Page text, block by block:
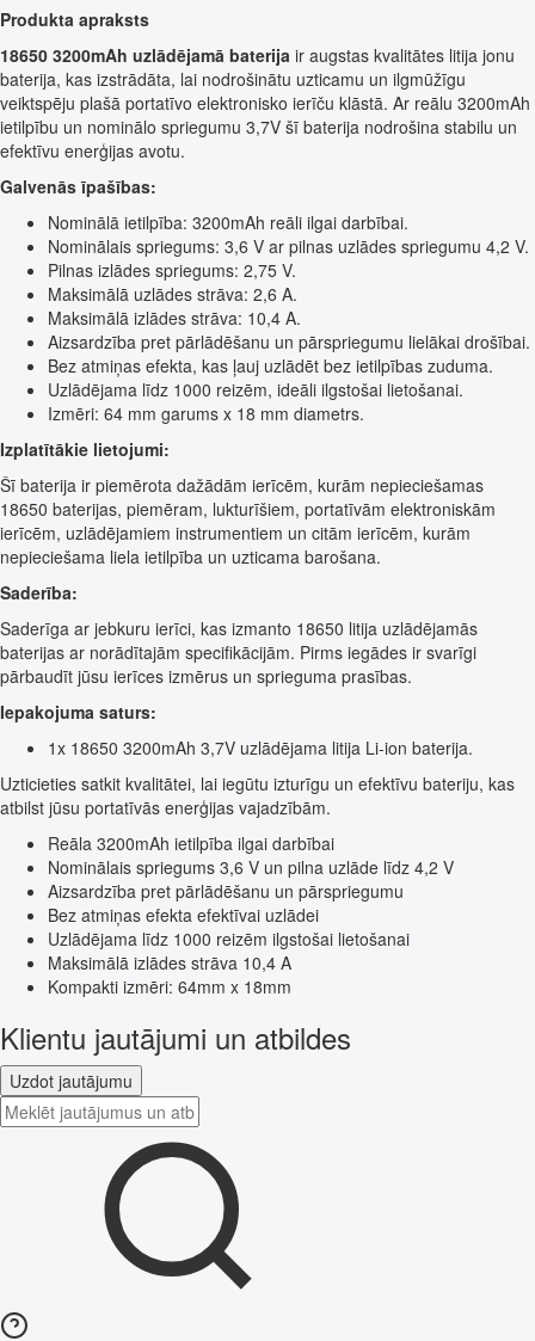
Produkta apraksts
18650 3200mAh uzlādējamā baterija ir augstas kvalitātes litija jonu
baterija, kas izstrādāta, lai nodrošinātu uzticamu un ilgmūžīgu
veiktspēju plašā portatīvo elektronisko ierīču klāstā. Ar reālu 3200mAh
ietilpību un nominālo spriegumu 3,7V šī baterija nodrošina stabilu un
efektīvu enerģijas avotu.
Galvenās īpašības:
Nominālā ietilpība: 3200mAh reāli ilgai darbībai.
Nominālais spriegums: 3,6 V ar pilnas uzlādes spriegumu 4,2 V.
Pilnas izlādes spriegums: 2,75 V.
Maksimālā uzlādes strāva: 2,6 A.
Maksimālā izlādes strāva: 10,4 A.
Aizsardzība pret pārlādēšanu un pārspriegumu lielākai drošībai.
Bez atmiņas efekta, kas ļauj uzlādēt bez ietilpības zuduma.
Uzlādējama līdz 1000 reizēm, ideāli ilgstošai lietošanai.
Izmēri: 64 mm garums x 18 mm diametrs.
Izplatītākie lietojumi:
Šī baterija ir piemērota dažādām ierīcēm, kurām nepieciešamas
18650 baterijas, piemēram, lukturīšiem, portatīvām elektroniskām
ierīcēm, uzlādējamiem instrumentiem un citām ierīcēm, kurām
nepieciešama liela ietilpība un uzticama barošana.
Saderība:
Saderīga ar jebkuru ierīci, kas izmanto 18650 litija uzlādējamās
baterijas ar norādītajām specifikācijām. Pirms iegādes ir svarīgi
pārbaudīt jūsu ierīces izmērus un sprieguma prasības.
Iepakojuma saturs:
1x 18650 3200mAh 3,7V uzlādējama litija Li-ion baterija.
Uzticieties satkit kvalitātei, lai iegūtu izturīgu un efektīvu bateriju, kas
atbilst jūsu portatīvās enerģijas vajadzībām.
Reāla 3200mAh ietilpība ilgai darbībai
Nominālais spriegums 3,6 V un pilna uzlāde līdz 4,2 V
Aizsardzība pret pārlādēšanu un pārspriegumu
Bez atmiņas efekta efektīvai uzlādei
Uzlādējama līdz 1000 reizēm ilgstošai lietošanai
Maksimālā izlādes strāva 10,4 A
Kompakti izmēri: 64mm x 18mm
Klientu jautājumi un atbildes
Uzdot jautājumu